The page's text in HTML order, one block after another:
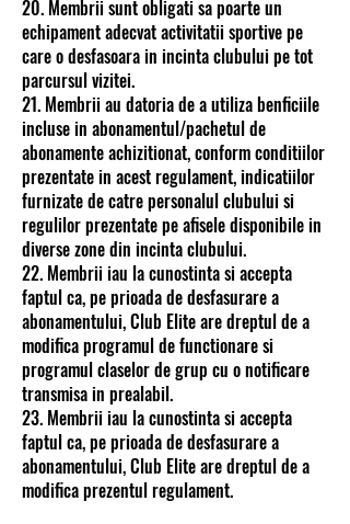
20. Membrii sunt obligati sa poarte un
echipament adecvat activitatii sportive pe
care o desfasoara in incinta clubului pe tot
parcursul vizitei.
21. Membrii au datoria de a utiliza benficiile
incluse in abonamentul/pachetul de
abonamente achizitionat, conform conditiilor
prezentate in acest regulament, indicatiilor
furnizate de catre personalul clubului si
regulilor prezentate pe afisele disponibile in
diverse zone din incinta clubului.
22. Membrii iau la cunostinta si accepta
faptul ca, pe prioada de desfasurare a
abonamentului, Club Elite are dreptul de a
modifica programul de functionare si
programul claselor de grup cu o notificare
transmisa in prealabil.
23. Membrii iau la cunostinta si accepta
faptul ca, pe prioada de desfasurare a
abonamentului, Club Elite are dreptul de a
modifica prezentul regulament.